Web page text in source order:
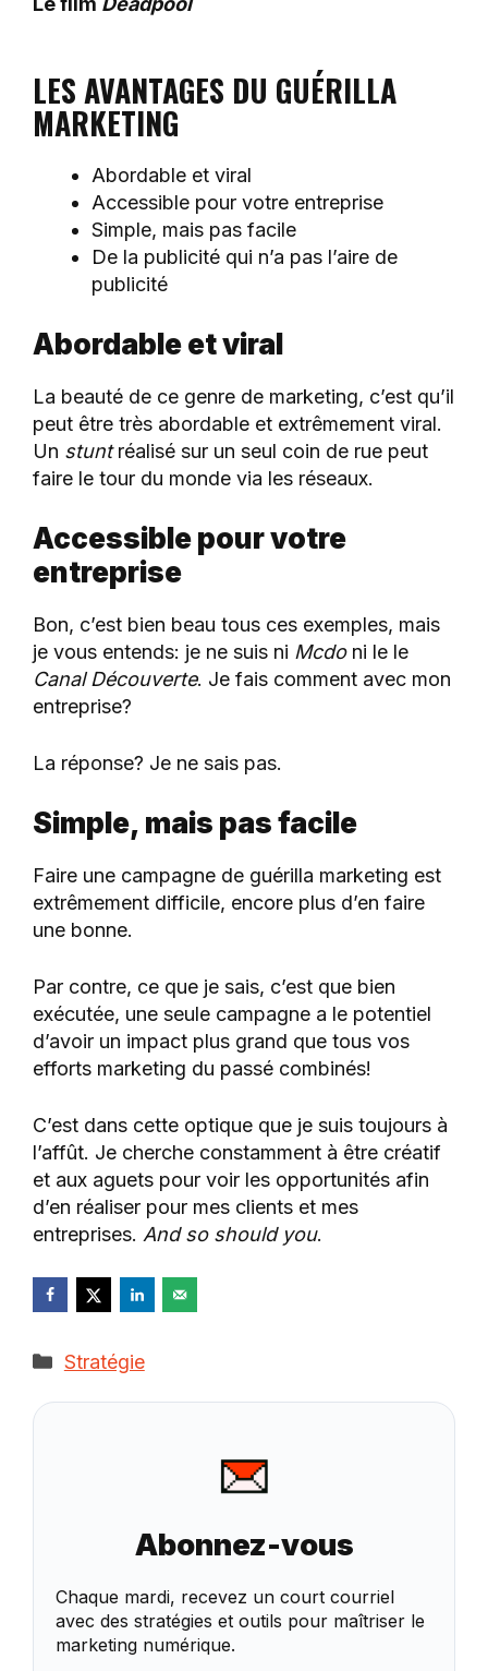
LES AVANTAGES DU GUÉRILLA
MARKETING
Abordable et viral
Accessible pour votre entreprise
Simple, mais pas facile
De la publicité qui n’a pas l’aire de
publicité
Abordable et viral
La beauté de ce genre de marketing, c’est qu’il
peut être très abordable et extrêmement viral.
Un stuntréalisé sur un seul coin de rue peut
faire le tour du monde via les réseaux.
Accessible pour votre
entreprise
Bon, c’est bien beau tous ces exemples, mais
je vous entends: je ne suis ni Mcdoni le le
Canal Découverte. Je fais comment avec mon
entreprise?
La réponse? Je ne sais pas.
Simple, mais pas facile
Faire une campagne de guérilla marketing est
extrêmement difficile, encore plus d’en faire
une bonne.
Par contre, ce que je sais, c’est que bien
exécutée, une seule campagne a le potentiel
d’avoir un impact plus grand que tous vos
efforts marketing du passé combinés!
C’est dans cette optique que je suis toujours à
l’affût. Je cherche constamment à être créatif
et aux aguets pour voir les opportunités afin
d’en réaliser pour mes clients et mes
entreprises. And so should you.
Catégories
Stratégie
Abonnez-vous
Chaque mardi, recevez un court courriel
avec des stratégies et outils pour maîtriser le
marketing numérique.